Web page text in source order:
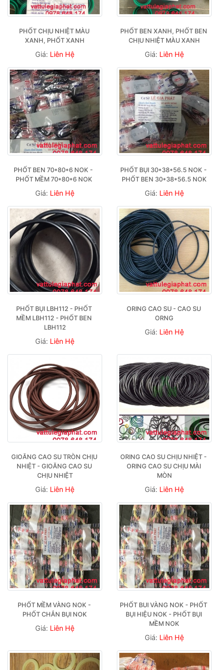
PHỐT CHỊU NHIỆT MÀU
XANH, PHỐT XANH
Giá: Liên Hệ
PHỐT BEN XANH, PHỐT BEN
CHỊU NHIỆT MÀU XANH
Giá: Liên Hệ
PHỐT BEN 70*80*6 NOK -
PHỐT MỀM 70*80*6 NOK
Giá: Liên Hệ
PHỐT BỤI 30*38*56.5 NOK -
PHỐT BEN 30*38*56.5 NOK
Giá: Liên Hệ
PHỐT BỤI LBH112 - PHỐT
MỀM LBH112 - PHỐT BEN
LBH112
Giá: Liên Hệ
ORING CAO SU - CAO SU
ORNG
Giá: Liên Hệ
GIOĂNG CAO SU TRÒN CHỊU
NHIỆT - GIOĂNG CAO SU
CHỊU NHIỆT
Giá: Liên Hệ
ORING CAO SU CHỊU NHIỆT -
ORING CAO SU CHỊU MÀI
MÒN
Giá: Liên Hệ
PHỐT MỀM VÀNG NOK -
PHỐT CHẮN BỤI NOK
Giá: Liên Hệ
PHỐT BUI VÀNG NOK - PHỐT
BỤI HIỆU NOK - PHỐT BỤI
MỀM NOK
Giá: Liên Hệ